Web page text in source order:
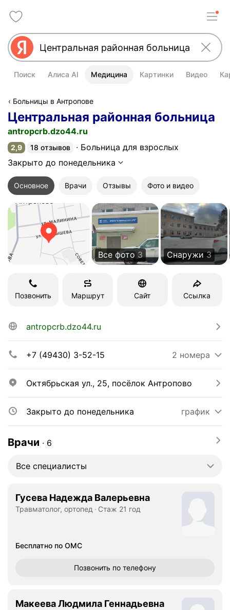
Поиск Алиса AI Медицина Картинки Видео
Больницы в Антропове
Центральная районная больница
antropcrb.dzo44.ru
Рейтинг 2,9 из 5
2,9 18 отзывов
Больница для взрослых
Закрыто до понедельника
Основное Врачи Отзывы Фото и видео
Все фото3 Снаружи3
Позвонить Маршрут Сайт Ссылка
antropcrb.dzo44.ru
+7 (49430) 3-52-15 2 номера
Октябрьская ул., 25, посёлок Антропово
Закрыто до понедельника график
Врачи ∙ 6
Все специалисты
Гусева Надежда Валерьевна
Травматолог, ортопед Стаж 21 год
Бесплатно по ОМС
Позвонить по телефону
Макеева Людмила Геннадьевна